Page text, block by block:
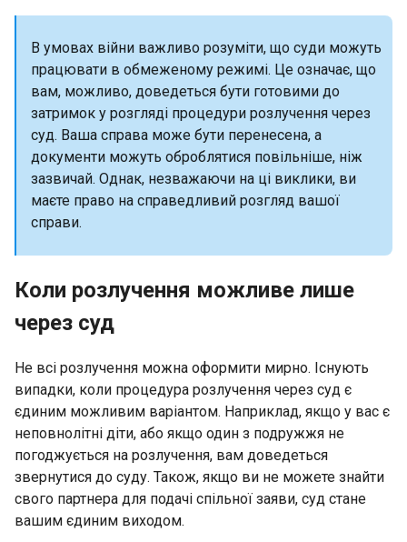
В умовах війни важливо розуміти, що суди можуть
працювати в обмеженому режимі. Це означає, що
вам, можливо, доведеться бути готовими до
затримок у розгляді процедури розлучення через
суд. Ваша справа може бути перенесена, а
документи можуть оброблятися повільніше, ніж
зазвичай. Однак, незважаючи на ці виклики, ви
маєте право на справедливий розгляд вашої
справи.
Коли розлучення можливе лише
через суд
Не всі розлучення можна оформити мирно. Існують
випадки, коли процедура розлучення через суд є
єдиним можливим варіантом. Наприклад, якщо у вас є
неповнолітні діти, або якщо один з подружжя не
погоджується на розлучення, вам доведеться
звернутися до суду. Також, якщо ви не можете знайти
свого партнера для подачі спільної заяви, суд стане
вашим єдиним виходом.